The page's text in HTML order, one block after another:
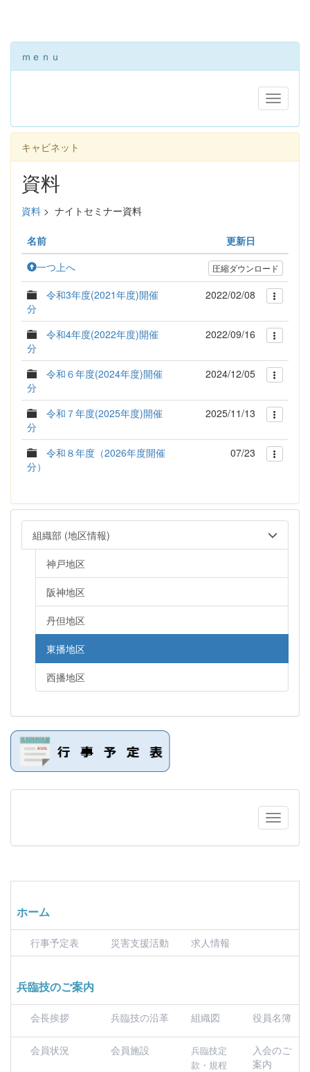
ｍｅｎｕ
キャビネット
資料
資料 > ナイトセミナー資料
名前
更新日
一つ上へ
圧縮ダウンロード
令和3年度(2021年度)開催
分
2022/02/08
令和4年度(2022年度)開催
分
2022/09/16
令和６年度(2024年度)開催
分
2024/12/05
令和７年度(2025年度)開催
分
2025/11/13
令和８年度（2026年度開催
分）
07/23
組織部 (地区情報)
神戸地区
阪神地区
丹但地区
東播地区
西播地区
ホーム
行事予定表 災害支援活動 求人情報
兵臨技のご案内
会長挨拶 兵臨技の沿革 組織図 役員名簿
会員状況 会員施設
兵臨技定
款・規程
入会のご
案内